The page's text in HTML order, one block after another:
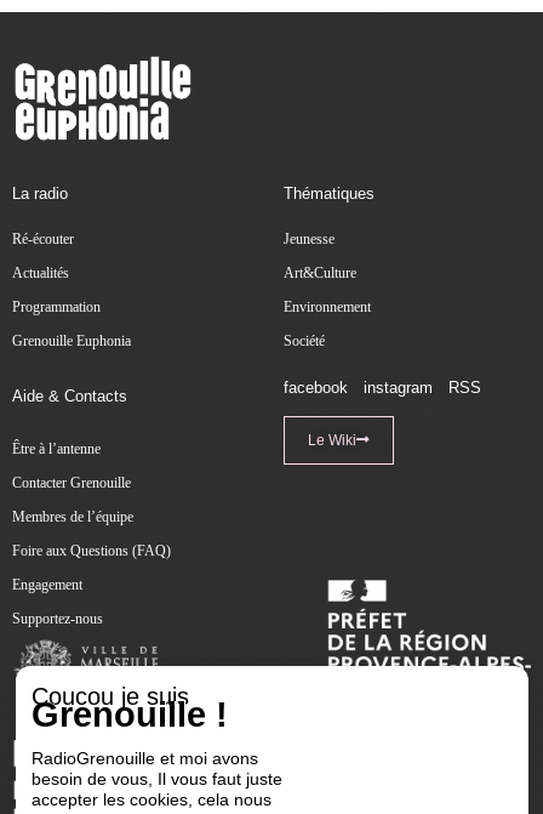
La radio
Ré-écouter
Actualités
Programmation
Grenouille Euphonia
Thématiques
Jeunesse
Art&Culture
Environnement
Société
Aide & Contacts
Être à l’antenne
Contacter Grenouille
Membres de l’équipe
Foire aux Questions (FAQ)
Engagement
Supportez-nous
facebook instagram RSS
Le Wiki
Coucou je suis
Grenouille !
RadioGrenouille et moi avons
besoin de vous, Il vous faut juste
accepter les cookies, cela nous